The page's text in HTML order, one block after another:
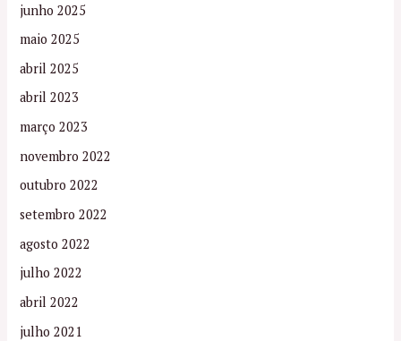
junho 2025
maio 2025
abril 2025
abril 2023
março 2023
novembro 2022
outubro 2022
setembro 2022
agosto 2022
julho 2022
abril 2022
julho 2021